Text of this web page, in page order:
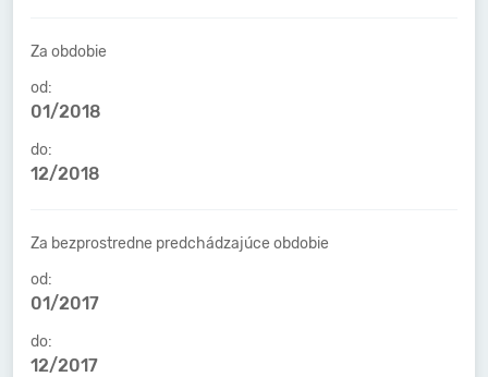
Za obdobie
od:
01/2018
do:
12/2018
Za bezprostredne predchádzajúce obdobie
od:
01/2017
do:
12/2017